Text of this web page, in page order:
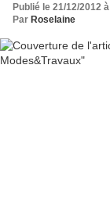
Publié le 21/12/2012
Par Roselaine